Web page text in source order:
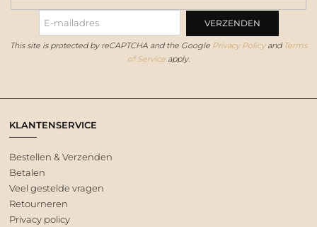
This site is protected by reCAPTCHA and the Google Privacy Policyand Terms
of Service apply.
KLANTENSERVICE
Bestellen & Verzenden
Betalen
Veel gestelde vragen
Retourneren
Privacy policy